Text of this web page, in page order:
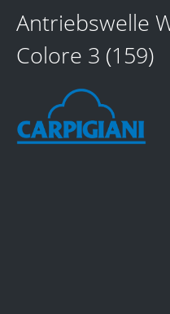
Antriebswelle
Colore 3 (159)